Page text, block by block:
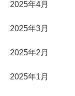
2025年4月
2025年3月
2025年2月
2025年1月